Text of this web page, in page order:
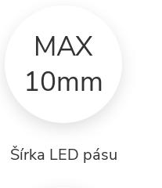
MAX
10mm
Šírka LED pásu